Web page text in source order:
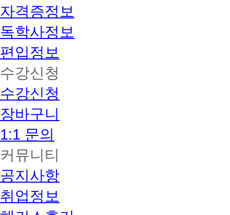
자격증정보
독학사정보
편입정보
수강신청
수강신청
장바구니
1:1 문의
커뮤니티
공지사항
취업정보